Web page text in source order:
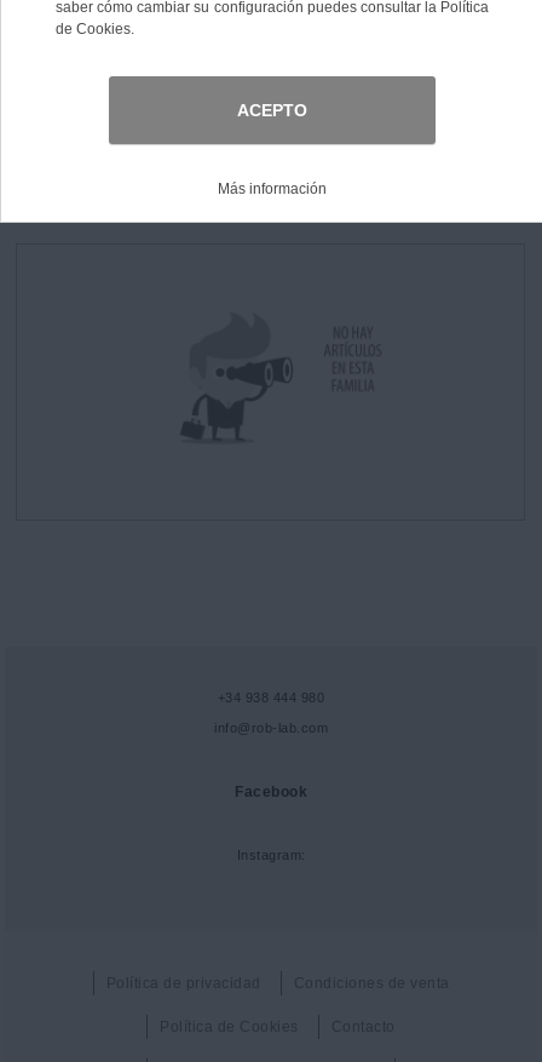
Ordenar por:
Nº de elementos:
+34 938 444 980
info@rob-lab.com
Facebook
Instagram:
Política de privacidad Condiciones de venta
Política de Cookies Contacto